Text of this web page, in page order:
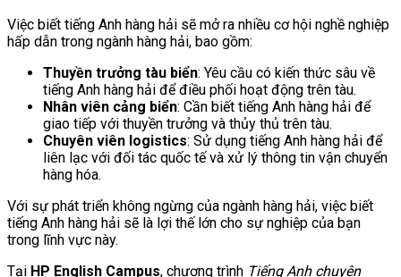
Việc biết tiếng Anh hàng hải sẽ mở ra nhiều cơ hội nghề nghiệp
hấp dẫn trong ngành hàng hải, bao gồm:
Thuyền trưởng tàu biển: Yêu cầu có kiến thức sâu về
tiếng Anh hàng hải để điều phối hoạt động trên tàu.
Nhân viên cảng biển: Cần biết tiếng Anh hàng hải để
giao tiếp với thuyền trưởng và thủy thủ trên tàu.
Chuyên viên logistics: Sử dụng tiếng Anh hàng hải để
liên lạc với đối tác quốc tế và xử lý thông tin vận chuyển
hàng hóa.
Với sự phát triển không ngừng của ngành hàng hải, việc biết
tiếng Anh hàng hải sẽ là lợi thế lớn cho sự nghiệp của bạn
trong lĩnh vực này.
Tại HP English Campus, chương trình Tiếng Anh chuyên